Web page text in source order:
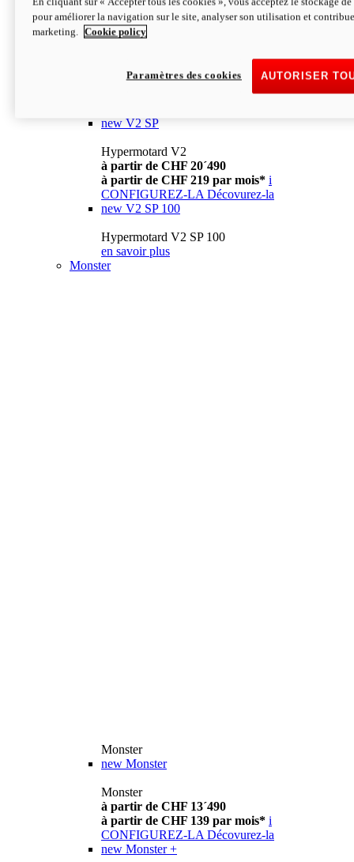
à partir de CHF 13´990 i
CONFIGUREZ-LA Décovurez-la
newV2
à partir de CHF 15´990
à partir de CHF 169 par mois* i
new V2 SP
Hypermotard V2
à partir de CHF 20´490
à partir de CHF 219 par mois* i
CONFIGUREZ-LA Décovurez-la
new V2 SP 100
Hypermotard V2 SP 100
en savoir plus
Monster
Monster
new Monster
Monster
à partir de CHF 13´490
à partir de CHF 139 par mois* i
CONFIGUREZ-LA Décovurez-la
new Monster +
pour améliorer la navigation sur le site, analyser son utilisation et
marketing.
Cookie policy
AUTORISER
Paramètres des cookies